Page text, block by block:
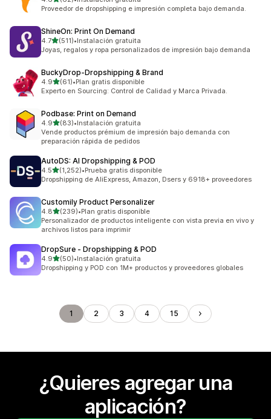
62 reseñas en total
Proveedor de dropshipping e impresión completa bajo demanda.
ShineOn: Print On Demand
4.7de 5 estrellas
(511)
511 reseñas en total
•Instalación gratuita
Joyas, regalos y ropa personalizados de impresión bajo demanda
BuckyDrop‑Dropshipping & Brand
4.9de 5 estrellas
(61)
61 reseñas en total
•Plan gratis disponible
Experto en Sourcing: Control de Calidad y Marca Privada.
Podbase: Print on Demand
4.9de 5 estrellas
(83)
83 reseñas en total
•Instalación gratuita
Vende productos prémium de impresión bajo demanda con
preparación rápida de pedidos
AutoDS: AI Dropshipping & POD
4.5de 5 estrellas
(1,252)
1252 reseñas en total
•Prueba gratis disponible
Dropshipping de AliExpress, Amazon, Dsers y 6918+ proveedores
Customily Product Personalizer
4.8de 5 estrellas
(239)
239 reseñas en total
•Plan gratis disponible
Personalizador de productos inteligente con vista previa en vivo y
archivos listos para imprimir
DropSure ‑ Dropshipping & POD
4.9de 5 estrellas
(50)
50 reseñas en total
•Instalación gratuita
Dropshipping y POD con 1M+ productos y proveedores globales
1 2 3 4 15
¿Quieres agregar una
aplicación?